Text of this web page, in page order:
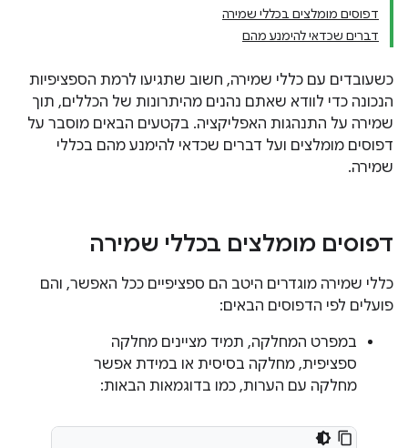
דפוסים מומלצים בכללי שמירה
דברים שכדאי להימנע מהם
כשעובדים עם כללי שמירה, חשוב שתגיעו לרמת הספציפיות
הנכונה כדי לוודא שאתם נהנים מהיתרונות של הכללים, תוך
שמירה על התנהגות האפליקציה. בקטעים הבאים מוסבר על
דפוסים מומלצים ועל דברים שכדאי להימנע מהם בכללי
שמירה.
דפוסים מומלצים בכללי שמירה
כללי שמירה מוגדרים היטב הם ספציפיים ככל האפשר, והם
פועלים לפי הדפוסים הבאים:
במפרט המחלקה, תמיד מציינים מחלקה
ספציפית, מחלקה בסיסית או במידת אפשר
מחלקה עם הערות, כמו בדוגמאות הבאות: